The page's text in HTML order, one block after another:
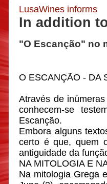
LusaWines informs
In addition
"O Escanção" no
O ESCANÇÃO - DA
Através de
conhecem-se
Escanção.
Embora alguns
certo é que, quem
antiguidade da
NA MITOLOGIA E
Na mitologia Grega